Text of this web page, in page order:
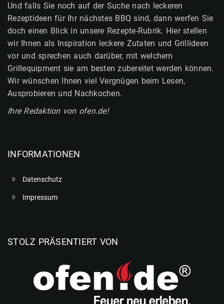
Und falls Sie noch auf der Suche nach leckeren
Rezeptideen für Ihr nächstes BBQ sind, dann werfen Sie
doch einen Blick in unsere Rezepte-Rubrik. Hier stellen
wir Ihnen als Inspiration leckere Zutaten und Grillideen
vor und sprechen auch darüber, mit welchem
Grillequipment sie am besten zubereitet werden können.
Wir wünschen Ihnen viel Vergnügen beim Lesen,
Ausprobieren und Nachkochen.
Ihre Redaktion von ofen.de!
INFORMATIONEN
Datenschutz
Impressum
STOLZ PRÄSENTIERT VON